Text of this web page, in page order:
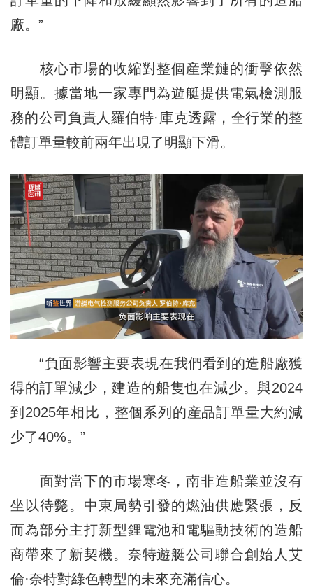
廠。”
核心市場的收縮對整個産業鏈的衝擊依然
明顯。據當地一家專門為遊艇提供電氣檢測服
務的公司負責人羅伯特·庫克透露，全行業的整
體訂單量較前兩年出現了明顯下滑。
“負面影響主要表現在我們看到的造船廠獲
得的訂單減少，建造的船隻也在減少。與2024
到2025年相比，整個系列的産品訂單量大約減
少了40%。”
面對當下的市場寒冬，南非造船業並沒有
坐以待斃。中東局勢引發的燃油供應緊張，反
而為部分主打新型鋰電池和電驅動技術的造船
商帶來了新契機。奈特遊艇公司聯合創始人艾
倫·奈特對綠色轉型的未來充滿信心。